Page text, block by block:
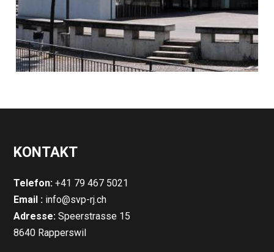
KONTAKT
Telefon: +41 79 467 5021
Email : info@svp-rj.ch
Adresse: Speerstrasse 15
8640 Rapperswil